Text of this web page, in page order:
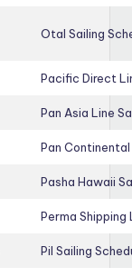
Otal Sailing
Pacific Direct
Pan Asia Line
Pan Continental
Pasha Hawaii
Perma Shipping
Pil Sailing